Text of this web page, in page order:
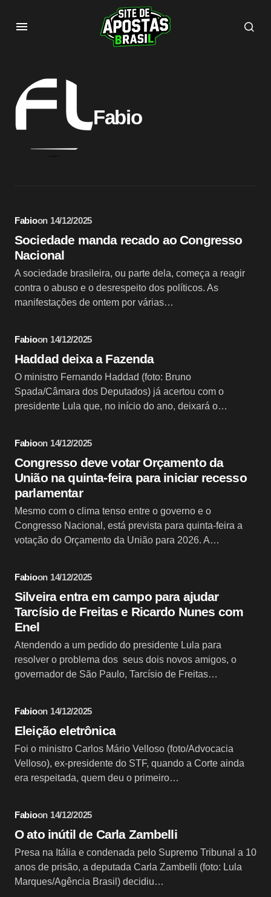
Fabio
Fabioon 14/12/2025
Sociedade manda recado ao Congresso
Nacional
A sociedade brasileira, ou parte dela, começa a reagir
contra o abuso e o desrespeito dos políticos. As
manifestações de ontem por várias…
Fabioon 14/12/2025
Haddad deixa a Fazenda
O ministro Fernando Haddad (foto: Bruno
Spada/Câmara dos Deputados) já acertou com o
presidente Lula que, no início do ano, deixará o…
Fabioon 14/12/2025
Congresso deve votar Orçamento da
União na quinta-feira para iniciar recesso
parlamentar
Mesmo com o clima tenso entre o governo e o
Congresso Nacional, está prevista para quinta-feira a
votação do Orçamento da União para 2026. A…
Fabioon 14/12/2025
Silveira entra em campo para ajudar
Tarcísio de Freitas e Ricardo Nunes com
Enel
Atendendo a um pedido do presidente Lula para
resolver o problema dos seus dois novos amigos, o
governador de São Paulo, Tarcísio de Freitas…
Fabioon 14/12/2025
Eleição eletrônica
Foi o ministro Carlos Mário Velloso (foto/Advocacia
Velloso), ex-presidente do STF, quando a Corte ainda
era respeitada, quem deu o primeiro…
Fabioon 14/12/2025
O ato inútil de Carla Zambelli
Presa na Itália e condenada pelo Supremo Tribunal a 10
anos de prisão, a deputada Carla Zambelli (foto: Lula
Marques/Agência Brasil) decidiu…